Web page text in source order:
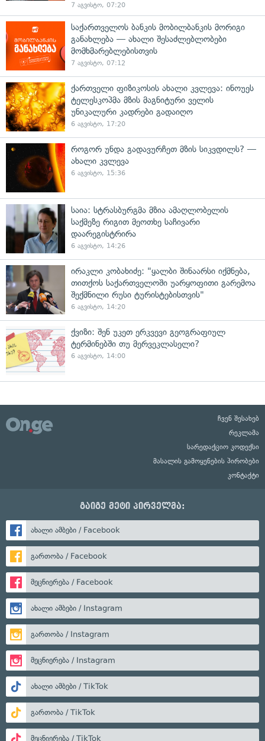
7 აგვისტო, 07:20
საქართველოს ბანკის მობილბანკის მორიგი
განახლება — ახალი შესაძლებლობები
მომხმარებლებისთვის
7 აგვისტო, 07:12
ქართველი ფიზიკოსის ახალი კვლევა: ინოუეს
ტელესკოპმა მზის მაგნიტური ველის
უნიკალური კადრები გადაიღო
6 აგვისტო, 17:20
როგორ უნდა გადავურჩეთ მზის სიკვდილს? —
ახალი კვლევა
6 აგვისტო, 15:36
საია: სტრასბურგმა მზია ამაღლობელის
საქმეზე რიგით მეოთხე საჩივარი
დაარეგისტრირა
6 აგვისტო, 14:26
ირაკლი კობახიძე: "ყალბი შინაარსი იქმნება,
თითქოს საქართველოში უარყოფითი გარემოა
შექმნილი რუსი ტურისტებისთვის"
6 აგვისტო, 14:20
ქვიზი: შენ უკეთ ერკვევი გეოგრაფიულ
ტერმინებში თუ მერვეკლასელი?
6 აგვისტო, 14:00
ჩვენ შესახებ
რეკლამა
სარედაქციო კოდექსი
მასალის გამოყენების პირობები
კონტაქტი
გაიგე მეტი პირველმა:
ახალი ამბები / Facebook
გართობა / Facebook
მეცნიერება / Facebook
ახალი ამბები / Instagram
გართობა / Instagram
მეცნიერება / Instagram
ახალი ამბები / TikTok
გართობა / TikTok
მეცნიერება / TikTok